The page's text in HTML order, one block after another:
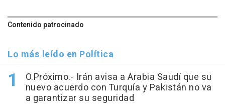
Contenido patrocinado
Lo más leído en Política
O.Próximo.- Irán avisa a Arabia Saudí que su
nuevo acuerdo con Turquía y Pakistán no va
a garantizar su seguridad